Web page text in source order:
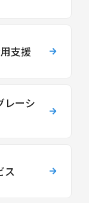
支援
レーシ
ス